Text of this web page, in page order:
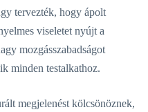
tervezték, hogy ápolt
viseletet nyújt a
mozgásszabadságot
minden testalkathoz.
megjelenést kölcsönöznek,